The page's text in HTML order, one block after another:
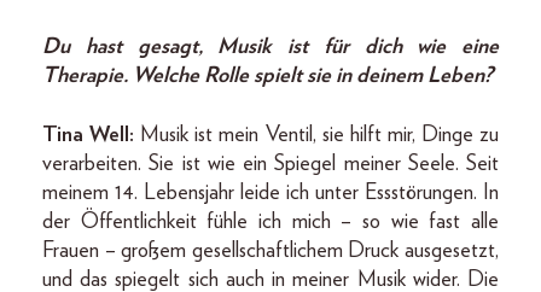
Du hast gesagt, Musik ist für dich wie eine
Therapie. Welche Rolle spielt sie in deinem Leben?
Tina Well: Musik ist mein Ventil, sie hilft mir, Dinge zu
verarbeiten. Sie ist wie ein Spiegel meiner Seele. Seit
meinem 14. Lebensjahr leide ich unter Essstörungen. In
der Öffentlichkeit fühle ich mich – so wie fast alle
Frauen – großem gesellschaftlichem Druck ausgesetzt,
und das spiegelt sich auch in meiner Musik wider. Die